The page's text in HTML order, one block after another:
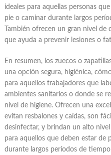
ideales para aquellas personas
pie o caminar durante largos
También ofrecen un gran nivel de
que ayuda a prevenir lesiones o
En resumen, los zuecos o
una opción segura, higiénica,
para aquellos trabajadores que
ambientes sanitarios o donde se
nivel de higiene. Ofrecen una
evitan resbalones y caídas, son
desinfectar, y brindan un alto
para aquellos que deben estar de
durante largos períodos de